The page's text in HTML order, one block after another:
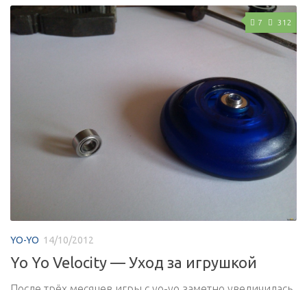
7 312
YO-YO 14/10/2012
Yo Yo Velocity — Уход за игрушкой